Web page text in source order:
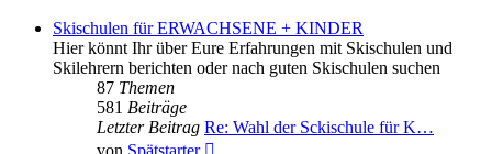
Skischulen für ERWACHSENE + KINDER
Hier könnt Ihr über Eure Erfahrungen mit Skischulen und
Skilehrern berichten oder nach guten Skischulen suchen
87 Themen
581 Beiträge
Letzter Beitrag Re: Wahl der Sckischule für K…